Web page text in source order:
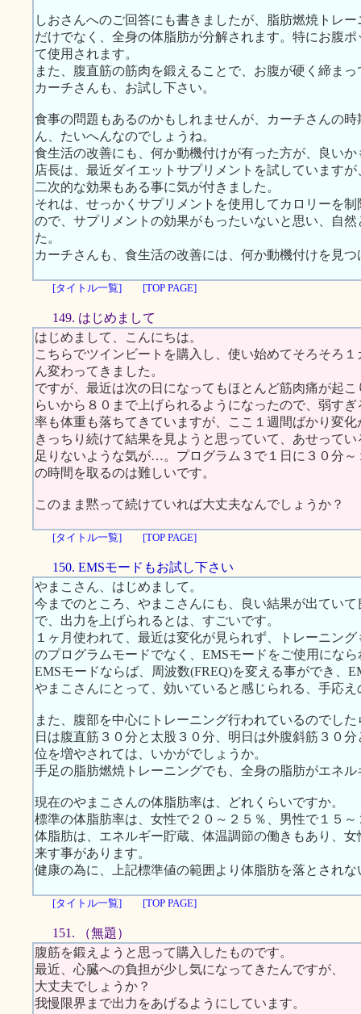
しおさんへのご回答にも書きましたが、脂肪燃焼トレ
だけでなく、全身の体脂肪が分解されます。特にお腹
て使用されます。
また、腹直筋の筋肉を鍛えることで、お腹が硬く締まっ
カーチさんも、お試し下さい。
食事の問題もあるのかもしれませんが、カーチさんの
ん、たいへんなのでしょうね。
食生活の改善にも、何か動機付けが有った方が、良い
店長は、最近ダイエットサプリメントを試しています
二次的な効果もある事に気が付きました。
それは、せっかくサプリメントを使用してカロリーを
ので、サプリメントの効果がもったいないと思い、自
た。
カーチさんも、食生活の改善には、何か動機付けを見
[タイトル一覧] [TOP PAGE]
149. はじめまして
はじめまして、こんにちは。
こちらでツインビートを購入し、使い始めてそろそろ
ん変わってきました。
ですが、最近は次の日になってもほとんど筋肉痛が起
らいから８０まで上げられるようになったので、弱す
率も体重も落ちてきていますが、ここ１週間ばかり変
きっちり続けて結果を見ようと思っていて、あせって
足りないような気が…。プログラム３で１日に３０分
の時間を取るのは難しいです。
このまま黙って続けていれば大丈夫なんでしょうか？
[タイトル一覧] [TOP PAGE]
150. EMSモードもお試し下さい
やまこさん、はじめまして。
今までのところ、やまこさんにも、良い結果が出てい
で、出力を上げられるとは、すごいです。
１ヶ月使われて、最近は変化が見られず、トレーニン
のプログラムモードでなく、EMSモードをご使用にな
EMSモードならば、周波数(FREQ)を変える事ができ、
やまこさんにとって、効いていると感じられる、手応
また、腹部を中心にトレーニング行われているのでし
日は腹直筋３０分と太股３０分、明日は外腹斜筋３０
位を増やされては、いかがでしょうか。
手足の脂肪燃焼トレーニングでも、全身の脂肪がエネ
現在のやまこさんの体脂肪率は、どれくらいですか。
標準の体脂肪率は、女性で２０～２５％、男性で１５～
体脂肪は、エネルギー貯蔵、体温調節の働きもあり、
来す事があります。
健康の為に、上記標準値の範囲より体脂肪を落とされ
[タイトル一覧] [TOP PAGE]
151. （無題）
腹筋を鍛えようと思って購入したものです。
最近、心臓への負担が少し気になってきたんですが、
大丈夫でしょうか？
我慢限界まで出力をあげるようにしています。